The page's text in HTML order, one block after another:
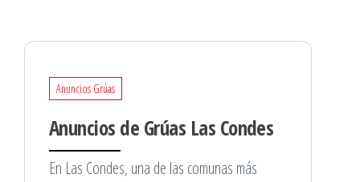
Anuncios Grúas
Anuncios de Grúas Las Condes
En Las Condes, una de las comunas más